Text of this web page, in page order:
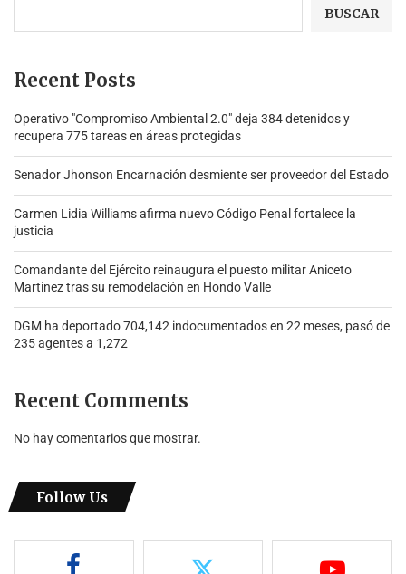
BUSCAR
Recent Posts
Operativo "Compromiso Ambiental 2.0″ deja 384 detenidos y
recupera 775 tareas en áreas protegidas
Senador Jhonson Encarnación desmiente ser proveedor del Estado
Carmen Lidia Williams afirma nuevo Código Penal fortalece la
justicia
Comandante del Ejército reinaugura el puesto militar Aniceto
Martínez tras su remodelación en Hondo Valle
DGM ha deportado 704,142 indocumentados en 22 meses, pasó de
235 agentes a 1,272
Recent Comments
No hay comentarios que mostrar.
Follow Us